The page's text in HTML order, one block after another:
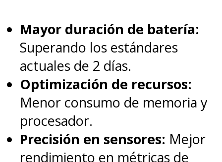
marco de restricciones
se
extenderá también a los
videojuegos en línea con
interacciones multimedia y
fijará la mayoría de edad (18
años) como requisito estricto
para interactuar con
herramientas de inteligencia
Mayor duración de batería:
Superando los estándares
actuales de 2 días.
Optimización de recursos:
Menor consumo de memoria y
procesador.
Precisión en sensores: Mejor
rendimiento en métricas de